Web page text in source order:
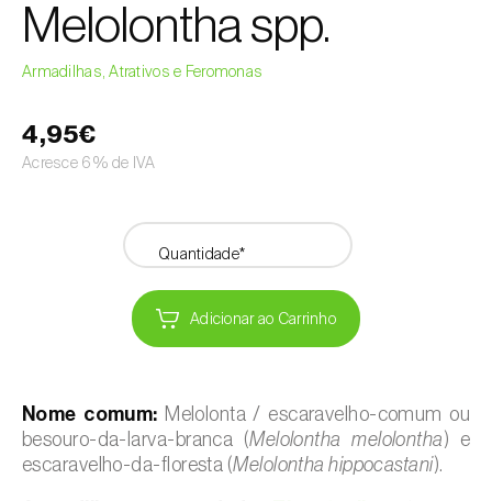
Melolontha spp.
Armadilhas, Atrativos e Feromonas
4,95€
Acresce 6% de IVA
Quantidade*
Adicionar ao Carrinho
Nome comum: Melolonta / escaravelho-comum ou
besouro-da-larva-branca (Melolontha melolontha) e
escaravelho-da-floresta (Melolontha hippocastani).